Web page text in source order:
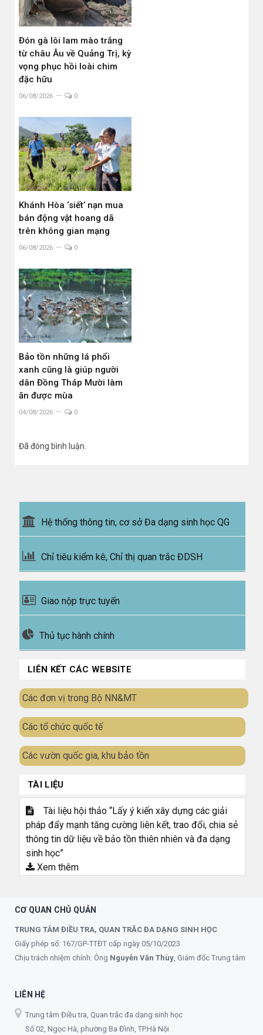
Đón gà lôi lam mào trắng
từ châu Âu về Quảng Trị, kỳ
vọng phục hồi loài chim
đặc hữu
06/08/2026 0
Khánh Hòa ‘siết’ nạn mua
bán động vật hoang dã
trên không gian mạng
06/08/2026 0
Bảo tồn những lá phổi
xanh cũng là giúp người
dân Đồng Tháp Mười làm
ăn được mùa
04/08/2026 0
Đã đóng bình luận.
Hệ thống thông tin, cơ sở Đa dạng sinh học QG
Chỉ tiêu kiểm kê, Chỉ thị quan trắc ĐDSH
Giao nộp trực tuyến
Thủ tục hành chính
LIÊN KẾT CÁC WEBSITE
Các đơn vị trong Bộ NN&MT
Các tổ chức quốc tế
Các vườn quốc gia, khu bảo tồn
TÀI LIỆU
Tài liệu hội thảo “Lấy ý kiến xây dựng các giải
pháp đẩy mạnh tăng cường liên kết, trao đổi, chia sẻ
thông tin dữ liệu về bảo tồn thiên nhiên và đa dạng
sinh học”
Xem thêm
CƠ QUAN CHỦ QUẢN
TRUNG TÂM ĐIỀU TRA, QUAN TRẮC ĐA DẠNG SINH HỌC
Giấy phép số: 167/GP-TTĐT cấp ngày 05/10/2023
Chịu trách nhiệm chính: Ông Nguyễn Văn Thùy , Giám đốc Trung tâm
LIÊN HỆ
Trung tâm Điều tra, Quan trắc đa dạng sinh học
Số 02, Ngọc Hà, phường Ba Đình, TP.Hà Nội